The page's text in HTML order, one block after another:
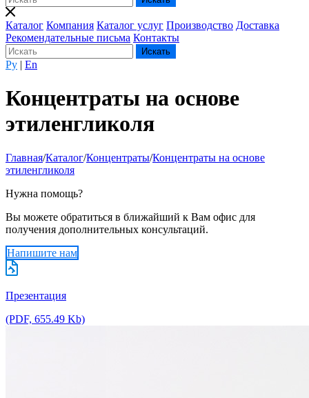
Каталог Компания Каталог услуг Производство Доставка
Рекомендательные письма Контакты
Ру | En
Концентраты на основе
этиленгликоля
Главная/Каталог/Концентраты/Концентраты на основе
этиленгликоля
Нужна помощь?
Вы можете обратиться в ближайший к Вам офис для
получения дополнительных консультаций.
Напишите нам
Презентация
(PDF, 655.49 Kb)